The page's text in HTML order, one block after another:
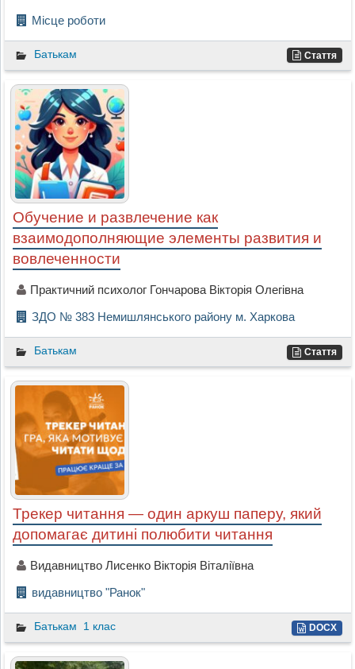
Місце роботи
Батькам Стаття
Обучение и развлечение как
взаимодополняющие элементы развития и
вовлеченности
Практичний психолог Гончарова Вікторія Олегівна
ЗДО № 383 Немишлянського району м. Харкова
Батькам Стаття
Трекер читання — один аркуш паперу, який
допомагає дитині полюбити читання
Видавництво Лисенко Вікторія Віталіївна
видавництво "Ранок"
Батькам 1 клас DOCX